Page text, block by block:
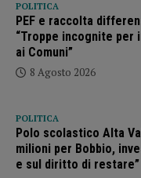
POLITICA
PEF e raccolta
“Troppe incognite
ai Comuni”
8 Agosto 2026
POLITICA
Polo scolastico Alta
milioni per Bobbio,
e sul diritto di restare”